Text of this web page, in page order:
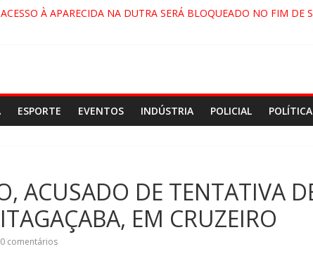
ACESSO À APARECIDA NA DUTRA SERÁ BLOQUEADO NO FIM DE
ESPORTE EVENTOS INDÚSTRIA POLICIAL POLÍTICA
ACUSADO DE TENTATIVA
EM CRUZEIRO
0 comentários